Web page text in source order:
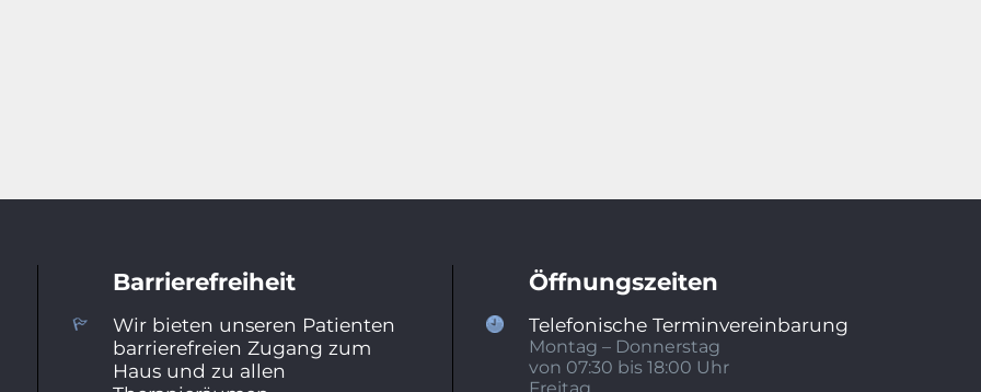
Barrierefreiheit
Wir bieten unseren Patienten
barrierefreien Zugang zum
Haus und zu allen
Öffnungszeiten
Telefonische Terminvereinbarung
Montag – Donnerstag
von 07:30 bis 18:00 Uhr